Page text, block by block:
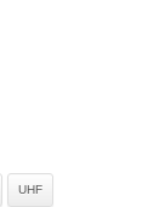
UHF